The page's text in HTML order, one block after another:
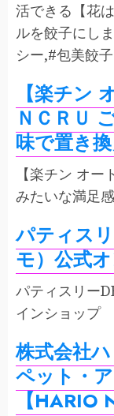
活できる【花
ルを餃子にし
シー,#包美餃子
【楽チン
ＮＣＲＵ
味で置き
【楽チン オ
みたいな満足
パティス
モ）公式
パティスリー
インショップ
株式会社
ペット・
【HARIO